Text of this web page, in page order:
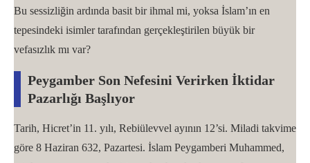
Bu sessizliğin ardında basit bir ihmal mi, yoksa İslam’ın en
tepesindeki isimler tarafından gerçekleştirilen büyük bir
vefasızlık mı var?
Peygamber Son Nefesini Verirken İktidar
Pazarlığı Başlıyor
Tarih, Hicret’in 11. yılı, Rebiülevvel ayının 12’si. Miladi takvime
göre 8 Haziran 632, Pazartesi. İslam Peygamberi Muhammed,